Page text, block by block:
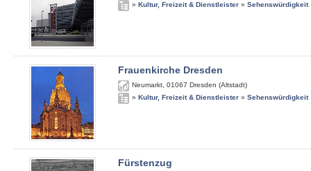
» Kultur, Freizeit & Dienstleister » Sehenswürdigkeit
Frauenkirche Dresden
Neumarkt 01067 Dresden (Altstadt)
» Kultur, Freizeit & Dienstleister » Sehenswürdigkeit
Fürstenzug